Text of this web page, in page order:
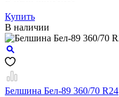
Купить
В наличии
Белшина Бел-89 360/70 R24